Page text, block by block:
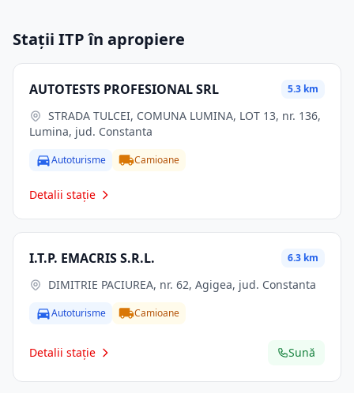
Stații ITP în apropiere
AUTOTESTS PROFESIONAL SRL 5.3 km
Lumina, jud. Constanta
Autoturisme Camioane
Detalii stație
I.T.P. EMACRIS S.R.L. 6.3 km
DIMITRIE PACIUREA, nr. 62, Agigea, jud. Constanta
Autoturisme Camioane
Detalii stație Sună